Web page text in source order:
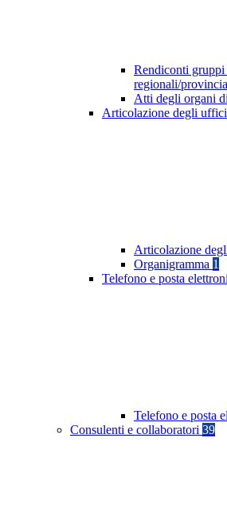
Rendiconti
regionali/
Atti degli organi
Articolazione degli uffici
Articolazione
Organigramma 1
Telefono e posta
Telefono e posta
Consulenti e collaboratori 39